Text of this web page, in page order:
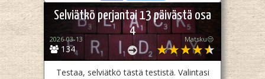
Selviätkö perjantai 13 päivästä osa
4
134
2026-03-13 Matsku😒
Testaa, selviätkö tästä testistä. Valintasi